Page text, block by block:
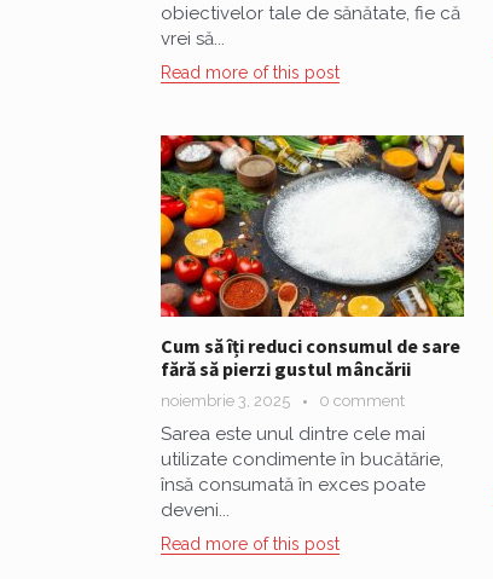
obiectivelor tale de sănătate, fie că
vrei să...
Read more of this post
Cum să îți reduci consumul de sare
fără să pierzi gustul mâncării
noiembrie 3, 2025 0 comment
Sarea este unul dintre cele mai
utilizate condimente în bucătărie,
însă consumată în exces poate
deveni...
Read more of this post